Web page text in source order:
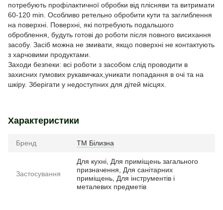
потребують профілактичної обробки від плісняви та витримати
60-120 min. Особливо ретельно обробити кути та заглиблення
на поверхні. Поверхні, які потребують подальшого
оброблення, будуть готові до роботи після повного висихання
засобу. Засіб можна не змивати, якщо поверхні не контактують
з харчовими продуктами.
Заходи безпеки: всі роботи з засобом слід проводити в
захисних гумових рукавичках,уникати попадання в очі та на
шкіру. Зберігати у недоступних для дітей місцях.
Характеристики
Бренд ТМ Білизна
Застосування
Для кухні, Для приміщень загального
призначення, Для санітарних
приміщень, Для інструментів і
металевих предметів